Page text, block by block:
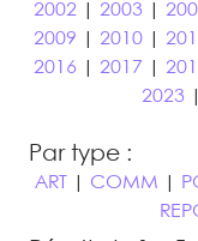
2002| 2003|
2009
2010| 2011
2016
2017
2023|
Par type :
ART COMM